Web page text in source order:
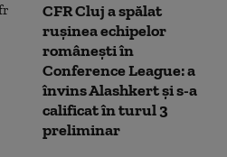
CFR Cluj a spălat
ruşinea echipelor
româneşti în
Conference League: a
învins Alashkert şi s-a
calificat în turul 3
preliminar